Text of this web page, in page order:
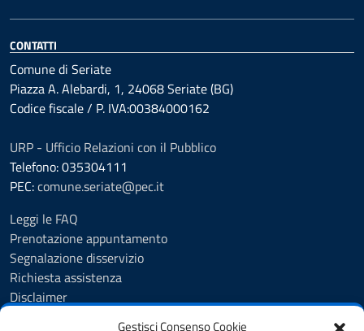
Gestisci Consenso Cookie
CONTATTI
Comune di Seriate
Piazza A. Alebardi, 1, 24068 Seriate (BG)
Codice fiscale / P. IVA:00384000162
URP - Ufficio Relazioni con il Pubblico
Telefono: 035304111
PEC:comune.seriate@pec.it
Leggi le FAQ
Prenotazione appuntamento
Segnalazione disservizio
Richiesta assistenza
Disclaimer